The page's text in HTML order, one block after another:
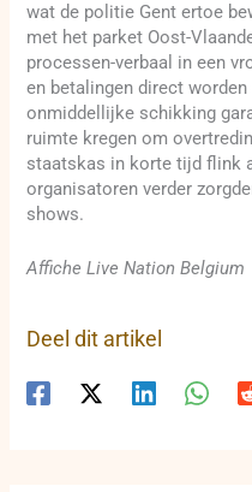
wat de politie Gent ertoe
met het parket Oost-
processen-verbaal in een
en betalingen direct
onmiddellijke schikking
ruimte kregen om
staatskas in korte tijd flink
organisatoren verder
shows.
Affiche Live Nation Belgium
Deel dit artikel